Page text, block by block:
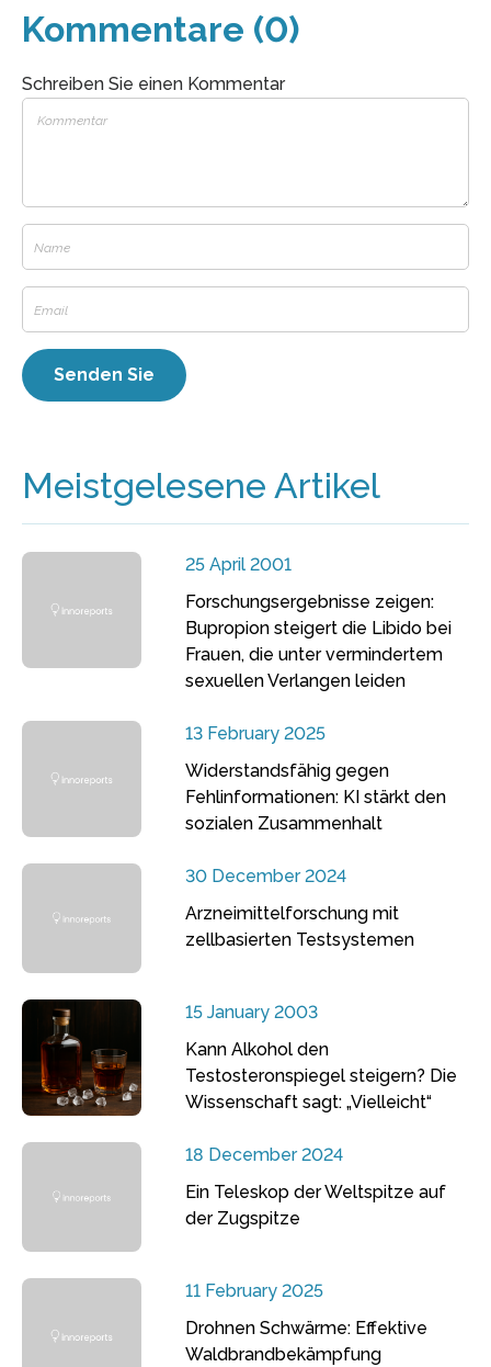
Kommentare (0)
Schreiben Sie einen Kommentar
Meistgelesene Artikel
25 April 2001
Forschungsergebnisse zeigen:
Bupropion steigert die Libido bei
Frauen, die unter vermindertem
sexuellen Verlangen leiden
13 February 2025
Widerstandsfähig gegen
Fehlinformationen: KI stärkt den
sozialen Zusammenhalt
30 December 2024
Arzneimittelforschung mit
zellbasierten Testsystemen
15 January 2003
Kann Alkohol den
Testosteronspiegel steigern? Die
Wissenschaft sagt: „Vielleicht“
18 December 2024
Ein Teleskop der Weltspitze auf
der Zugspitze
11 February 2025
Drohnen Schwärme: Effektive
Waldbrandbekämpfung